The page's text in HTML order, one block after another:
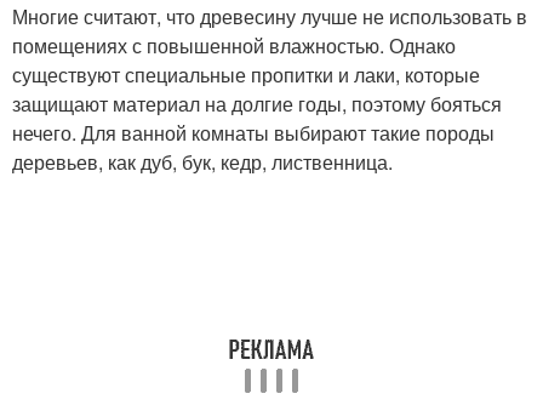
Многие считают, что древесину лучше не использовать в
помещениях с повышенной влажностью. Однако
существуют специальные пропитки и лаки, которые
защищают материал на долгие годы, поэтому бояться
нечего. Для ванной комнаты выбирают такие породы
деревьев, как дуб, бук, кедр, лиственница.